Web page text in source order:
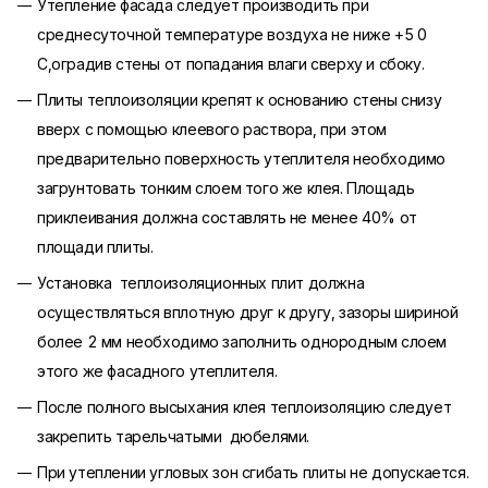
Утепление фасада следует производить при
среднесуточной температуре воздуха не ниже +5 0
С,оградив стены от попадания влаги сверху и сбоку.
Плиты теплоизоляции крепят к основанию стены снизу
вверх с помощью клеевого раствора, при этом
предварительно поверхность утеплителя необходимо
загрунтовать тонким слоем того же клея. Площадь
приклеивания должна составлять не менее 40% от
площади плиты.
Установка теплоизоляционных плит должна
осуществляться вплотную друг к другу, зазоры шириной
более 2 мм необходимо заполнить однородным слоем
этого же фасадного утеплителя.
После полного высыхания клея теплоизоляцию следует
закрепить тарельчатыми дюбелями.
При утеплении угловых зон сгибать плиты не допускается.